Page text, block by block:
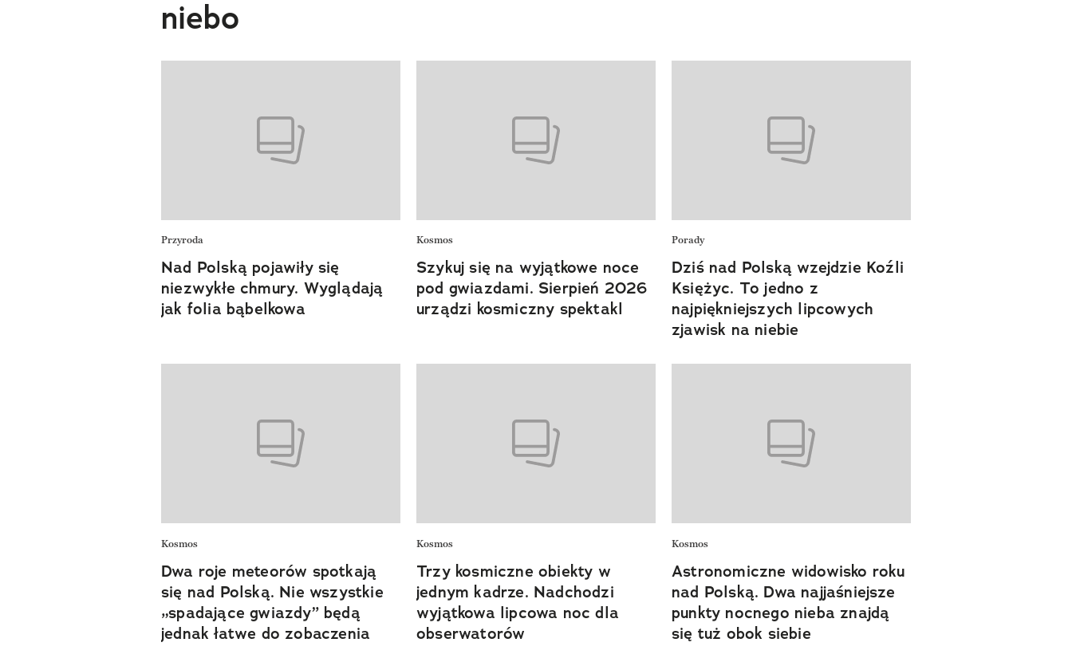
niebo
Przyroda
Nad Polską pojawiły się
niezwykłe chmury. Wyglądają
jak folia bąbelkowa
Kosmos
Szykuj się na wyjątkowe noce
pod gwiazdami. Sierpień 2026
urządzi kosmiczny spektakl
Porady
Dziś nad Polską wzejdzie Koźli
Księżyc. To jedno z
najpiękniejszych lipcowych
zjawisk na niebie
Kosmos
Dwa roje meteorów spotkają
się nad Polską. Nie wszystkie
„spadające gwiazdy” będą
jednak łatwe do zobaczenia
Kosmos
Trzy kosmiczne obiekty w
jednym kadrze. Nadchodzi
wyjątkowa lipcowa noc dla
obserwatorów
Kosmos
Astronomiczne widowisko roku
nad Polską. Dwa najjaśniejsze
punkty nocnego nieba znajdą
się tuż obok siebie